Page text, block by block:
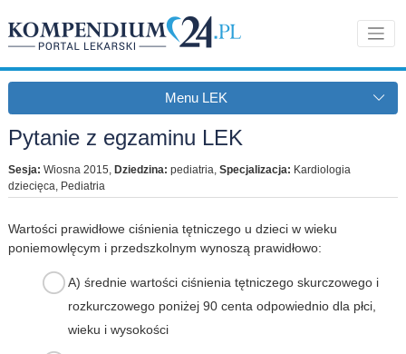
Menu LEK
Pytanie z egzaminu LEK
Sesja: Wiosna 2015, Dziedzina: pediatria, Specjalizacja: Kardiologia
dziecięca, Pediatria
Wartości prawidłowe ciśnienia tętniczego u dzieci w wieku
poniemowlęcym i przedszkolnym wynoszą prawidłowo:
A) średnie wartości ciśnienia tętniczego skurczowego i
rozkurczowego poniżej 90 centa odpowiednio dla płci,
wieku i wysokości